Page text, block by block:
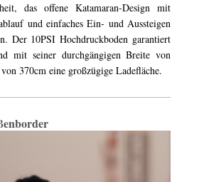
das offene Katamaran-Design mit
und einfaches Ein- und Aussteigen
Der 10PSI Hochdruckboden garantiert
mit seiner durchgängigen Breite von
370cm eine großzügige Ladefläche.